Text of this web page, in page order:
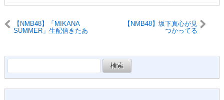
【NMB48】「MIKANA
SUMMER」生配信きたあ
【NMB48】坂下真心が見
つかってる
索: